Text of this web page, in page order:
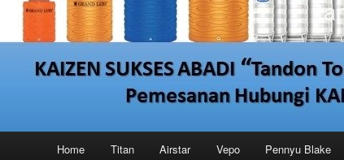
Home Titan Airstar Vepo Pennyu Blake